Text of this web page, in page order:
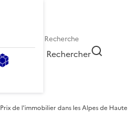
Rechercher
Prix de l'immobilier dans les Alpes de Haute